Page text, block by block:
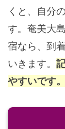
くと、自分
す。奄美大
宿なら、到
いきます。
やすいです。